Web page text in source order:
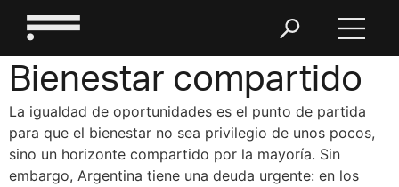
Bienestar compartido
La igualdad de oportunidades es el punto de partida
para que el bienestar no sea privilegio de unos pocos,
sino un horizonte compartido por la mayoría. Sin
embargo, Argentina tiene una deuda urgente: en los